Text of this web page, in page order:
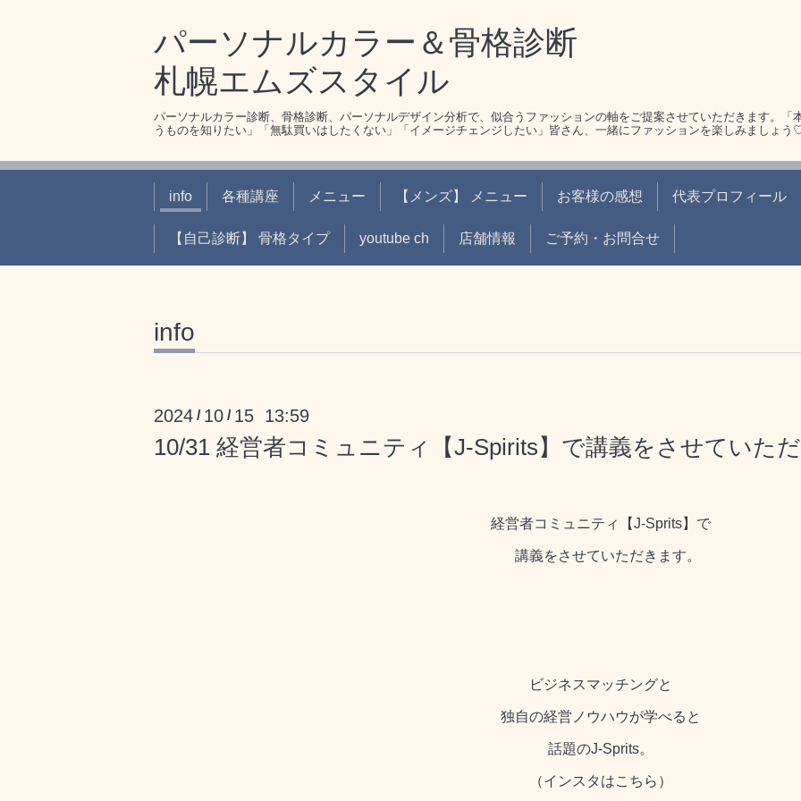
パーソナルカラー＆骨格診断
札幌エムズスタイル
パーソナルカラー診断、骨格診断、パーソナルデザイン分析で、似合うファッションの軸をご提案させていただきます。「
うものを知りたい」「無駄買いはしたくない」「イメージチェンジしたい」皆さん、一緒にファッションを楽しみましょう
info 各種講座 メニュー 【メンズ】 メニュー お客様の感想 代表プロフィール
【自己診断】 骨格タイプ youtube ch 店舗情報 ご予約・お問合せ
info
2024 / 10 / 15 13:59
10/31 経営者コミュニティ【J-Spirits】で講義をさせていただ
経営者コミュニティ【J-Sprits】で
講義をさせていただきます。
ビジネスマッチングと
独自の経営ノウハウが学べると
話題のJ-Sprits。
（インスタはこちら ）